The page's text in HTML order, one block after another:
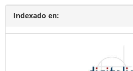
Indexado en: